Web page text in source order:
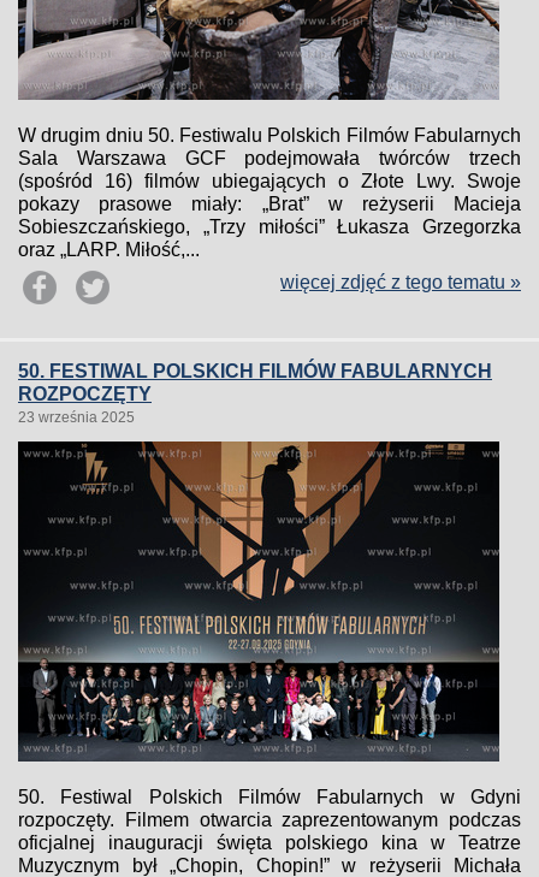
W drugim dniu 50. Festiwalu Polskich Filmów Fabularnych
Sala Warszawa GCF podejmowała twórców trzech
(spośród 16) filmów ubiegających o Złote Lwy. Swoje
pokazy prasowe miały: „Brat” w reżyserii Macieja
Sobieszczańskiego, „Trzy miłości” Łukasza Grzegorzka
oraz „LARP. Miłość,...
więcej zdjęć z tego tematu »
50. FESTIWAL POLSKICH FILMÓW FABULARNYCH
ROZPOCZĘTY
23 września 2025
50. Festiwal Polskich Filmów Fabularnych w Gdyni
rozpoczęty. Filmem otwarcia zaprezentowanym podczas
oficjalnej inauguracji święta polskiego kina w Teatrze
Muzycznym był „Chopin, Chopin!” w reżyserii Michała